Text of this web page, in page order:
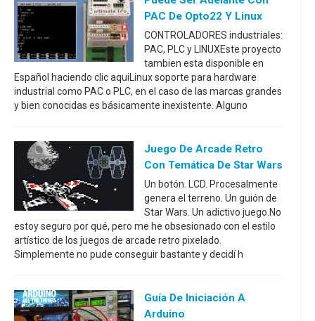
PAC De Opto22 Y Linux
CONTROLADORES industriales:
PAC, PLC y LINUXEste proyecto
tambien esta disponible en
Español haciendo clic aquiLinux soporte para hardware
industrial como PAC o PLC, en el caso de las marcas grandes
y bien conocidas es básicamente inexistente. Alguno
Juego De Arcade Retro
Con Temática De Star Wars
Un botón. LCD. Procesalmente
genera el terreno. Un guión de
Star Wars. Un adictivo juego.No
estoy seguro por qué, pero me he obsesionado con el estilo
artístico de los juegos de arcade retro pixelado.
Simplemente no pude conseguir bastante y decidí h
Guía De Iniciación A
Arduino